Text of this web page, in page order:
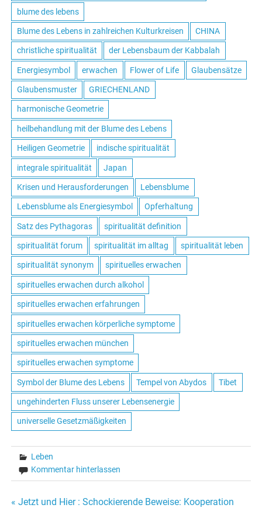
blume des lebens
Blume des Lebens in zahlreichen Kulturkreisen CHINA
christliche spiritualität der Lebensbaum der Kabbalah
Energiesymbol erwachen Flower of Life Glaubensätze
Glaubensmuster GRIECHENLAND
harmonische Geometrie
heilbehandlung mit der Blume des Lebens
Heiligen Geometrie indische spiritualität
integrale spiritualität Japan
Krisen und Herausforderungen Lebensblume
Lebensblume als Energiesymbol Opferhaltung
Satz des Pythagoras spiritualität definition
spiritualität forum spiritualität im alltag spiritualität leben
spiritualität synonym spirituelles erwachen
spirituelles erwachen durch alkohol
spirituelles erwachen erfahrungen
spirituelles erwachen körperliche symptome
spirituelles erwachen münchen
spirituelles erwachen symptome
Symbol der Blume des Lebens Tempel von Abydos Tibet
ungehinderten Fluss unserer Lebensenergie
universelle Gesetzmäßigkeiten
Leben
Kommentar hinterlassen
« Jetzt und Hier : Schockierende Beweise: Kooperation